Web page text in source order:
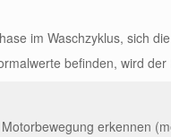
im Waschzyklus, sich
befinden, wird
erkennen